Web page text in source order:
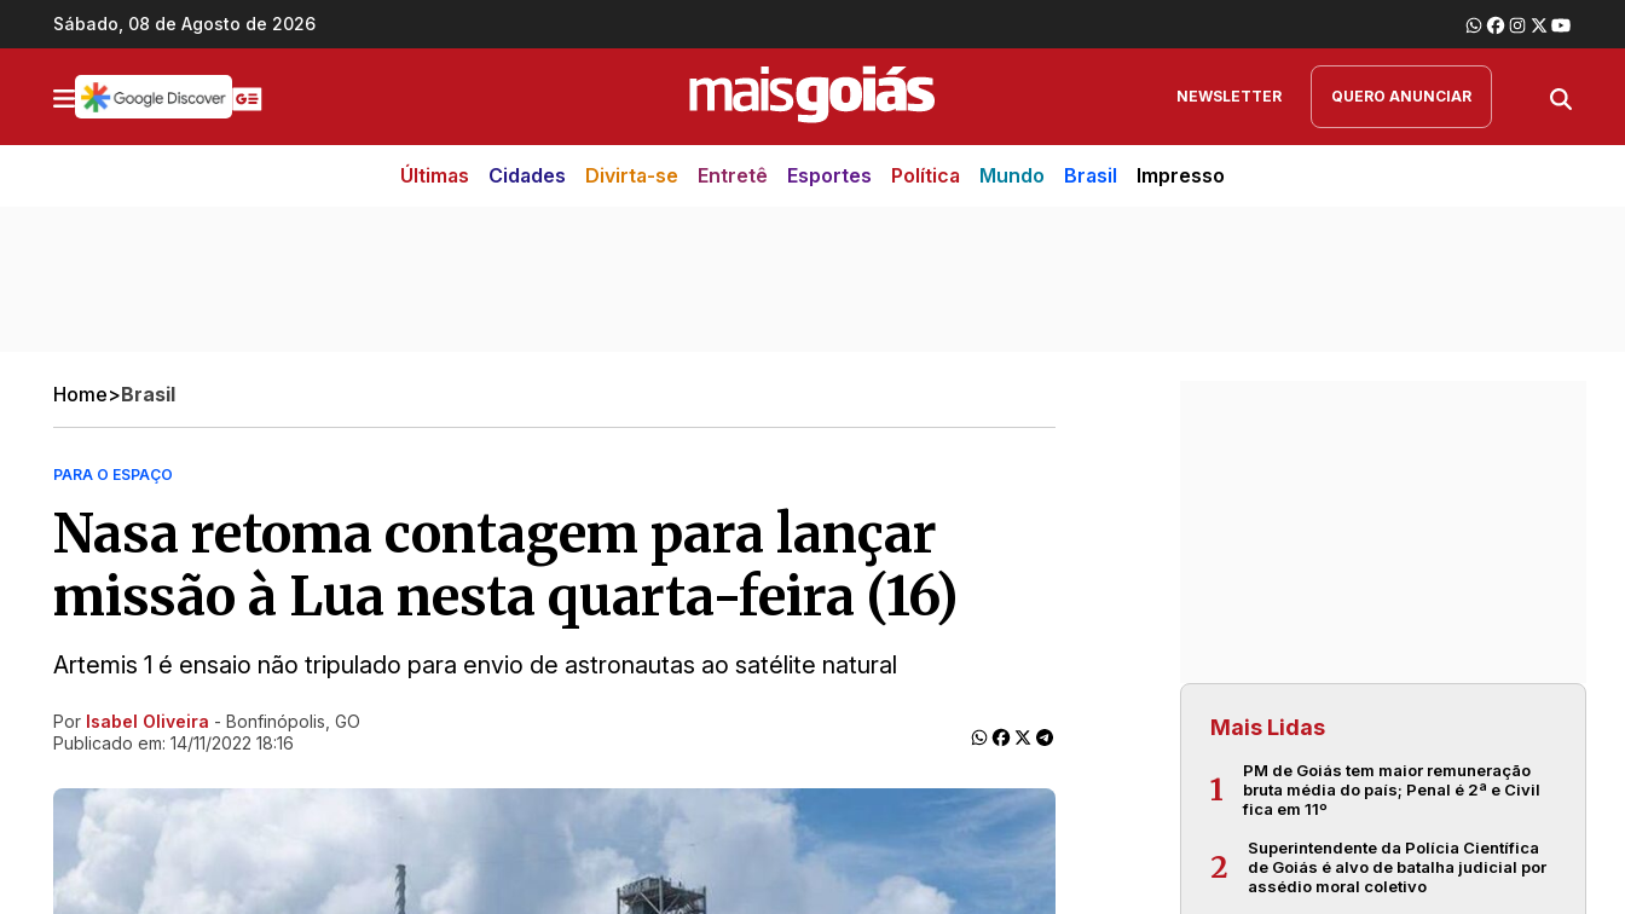
Ir direto pro conteúdo
Sábado, 08 de Agosto de 2026
NEWSLETTER QUERO ANUNCIAR
Últimas Cidades Divirta-se Entretê Esportes Política Mundo Brasil Impresso
Home>Brasil
PARA O ESPAÇO
Nasa retoma contagem para lançar
missão à Lua nesta quarta-feira (16)
Artemis 1 é ensaio não tripulado para envio de astronautas ao satélite natural
Ir direto pra matéria
Por Isabel Oliveira - Bonfinópolis, GO
Publicado em: 14/11/2022 18:16
Mais Lidas
1
PM de Goiás tem maior remuneração
bruta média do país; Penal é 2ª e Civil
fica em 11º
2
Superintendente da Polícia Científica
de Goiás é alvo de batalha judicial por
assédio moral coletivo